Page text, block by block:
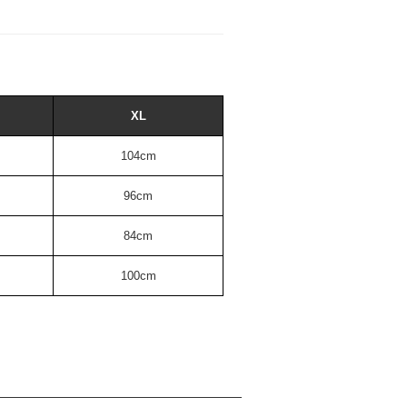
XL
104cm
96cm
84cm
100cm